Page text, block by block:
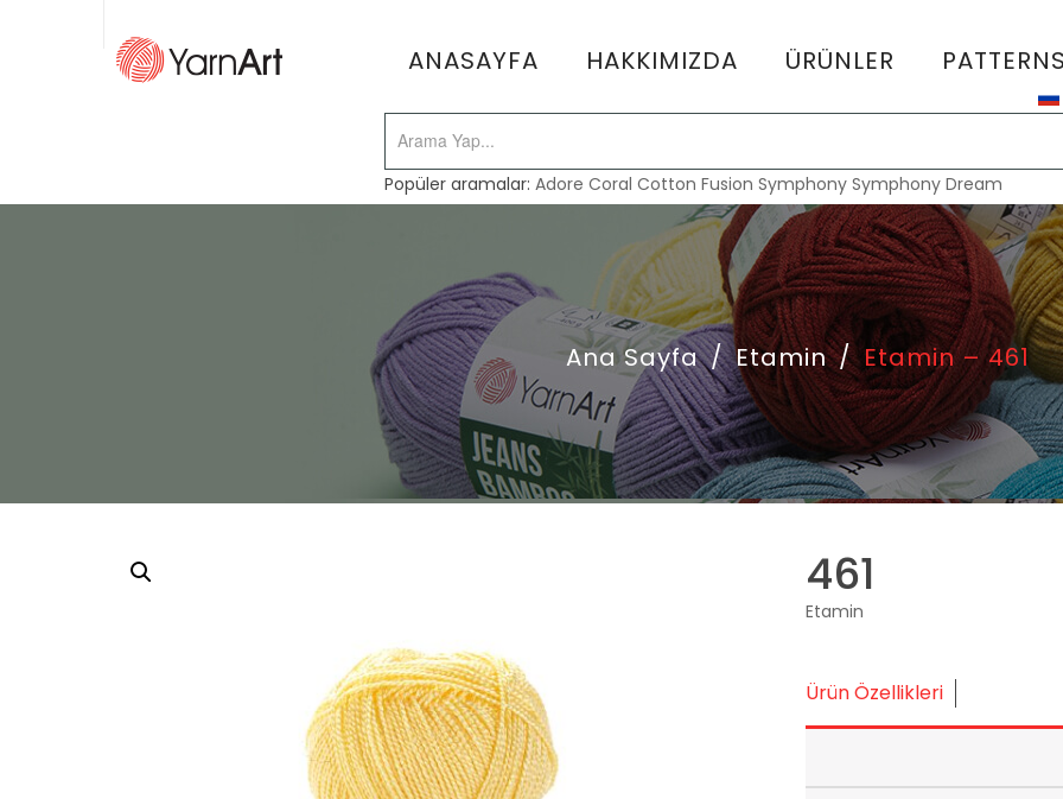
ANASAYFA HAKKIMIZDA ÜRÜNLER
Popüler aramalar:Adore Coral Cotton Fusion Symphony Symphony Dream
Ana Sayfa / Etamin / Etamin – 461
461
Etamin
Ürün Özellikleri